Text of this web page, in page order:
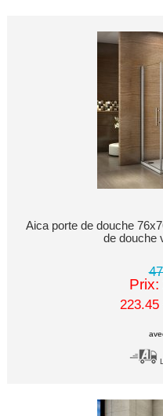
Aica porte de douche
de douche
223.45